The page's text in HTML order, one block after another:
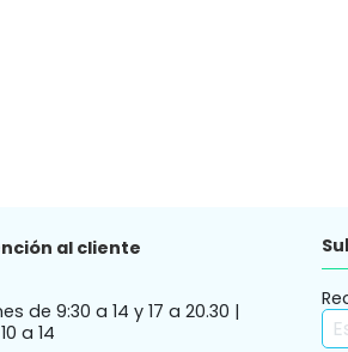
al cliente
de 9:30 a 14 y 17 a 20.30 |
a 14